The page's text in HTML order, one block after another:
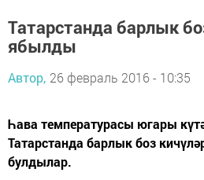
Татарстанда барлык
ябылды
Автор, 26 февраль 2016 - 10:35
Һава температурасы югары
Татарстанда барлык боз
булдылар.